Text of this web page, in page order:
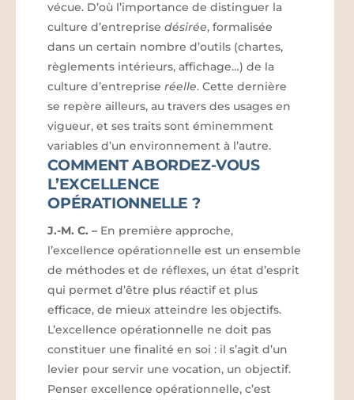
vécue. D’où l’importance de distinguer la
culture d’entreprise désirée, formalisée
dans un certain nombre d’outils (chartes,
règlements intérieurs, affichage…) de la
culture d’entreprise réelle. Cette dernière
se repère ailleurs, au travers des usages en
vigueur, et ses traits sont éminemment
variables d’un environnement à l’autre.
COMMENT ABORDEZ-VOUS
L’EXCELLENCE
OPÉRATIONNELLE ?
J.-M. C. – En première approche,
l’excellence opérationnelle est un ensemble
de méthodes et de réflexes, un état d’esprit
qui permet d’être plus réactif et plus
efficace, de mieux atteindre les objectifs.
L’excellence opérationnelle ne doit pas
constituer une finalité en soi : il s’agit d’un
levier pour servir une vocation, un objectif.
Penser excellence opérationnelle, c’est